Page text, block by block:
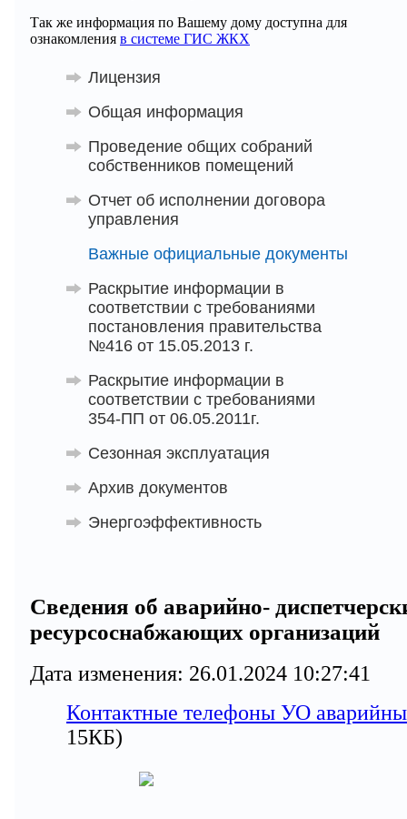
Так же информация по Вашему дому доступна для
ознакомления в системе ГИС ЖКХ
Лицензия
Общая информация
Проведение общих собраний
собственников помещений
Отчет об исполнении договора
управления
Важные официальные документы
Раскрытие информации в
соответствии с требованиями
постановления правительства
№416 от 15.05.2013 г.
Раскрытие информации в
соответствии с требованиями
354-ПП от 06.05.2011г.
Сезонная эксплуатация
Архив документов
Энергоэффективность
Сведения об аварийно-
ресурсоснабжающих организаций
Дата изменения: 26.01.2024 10:27:41
Контактные телефоны УО
15КБ)